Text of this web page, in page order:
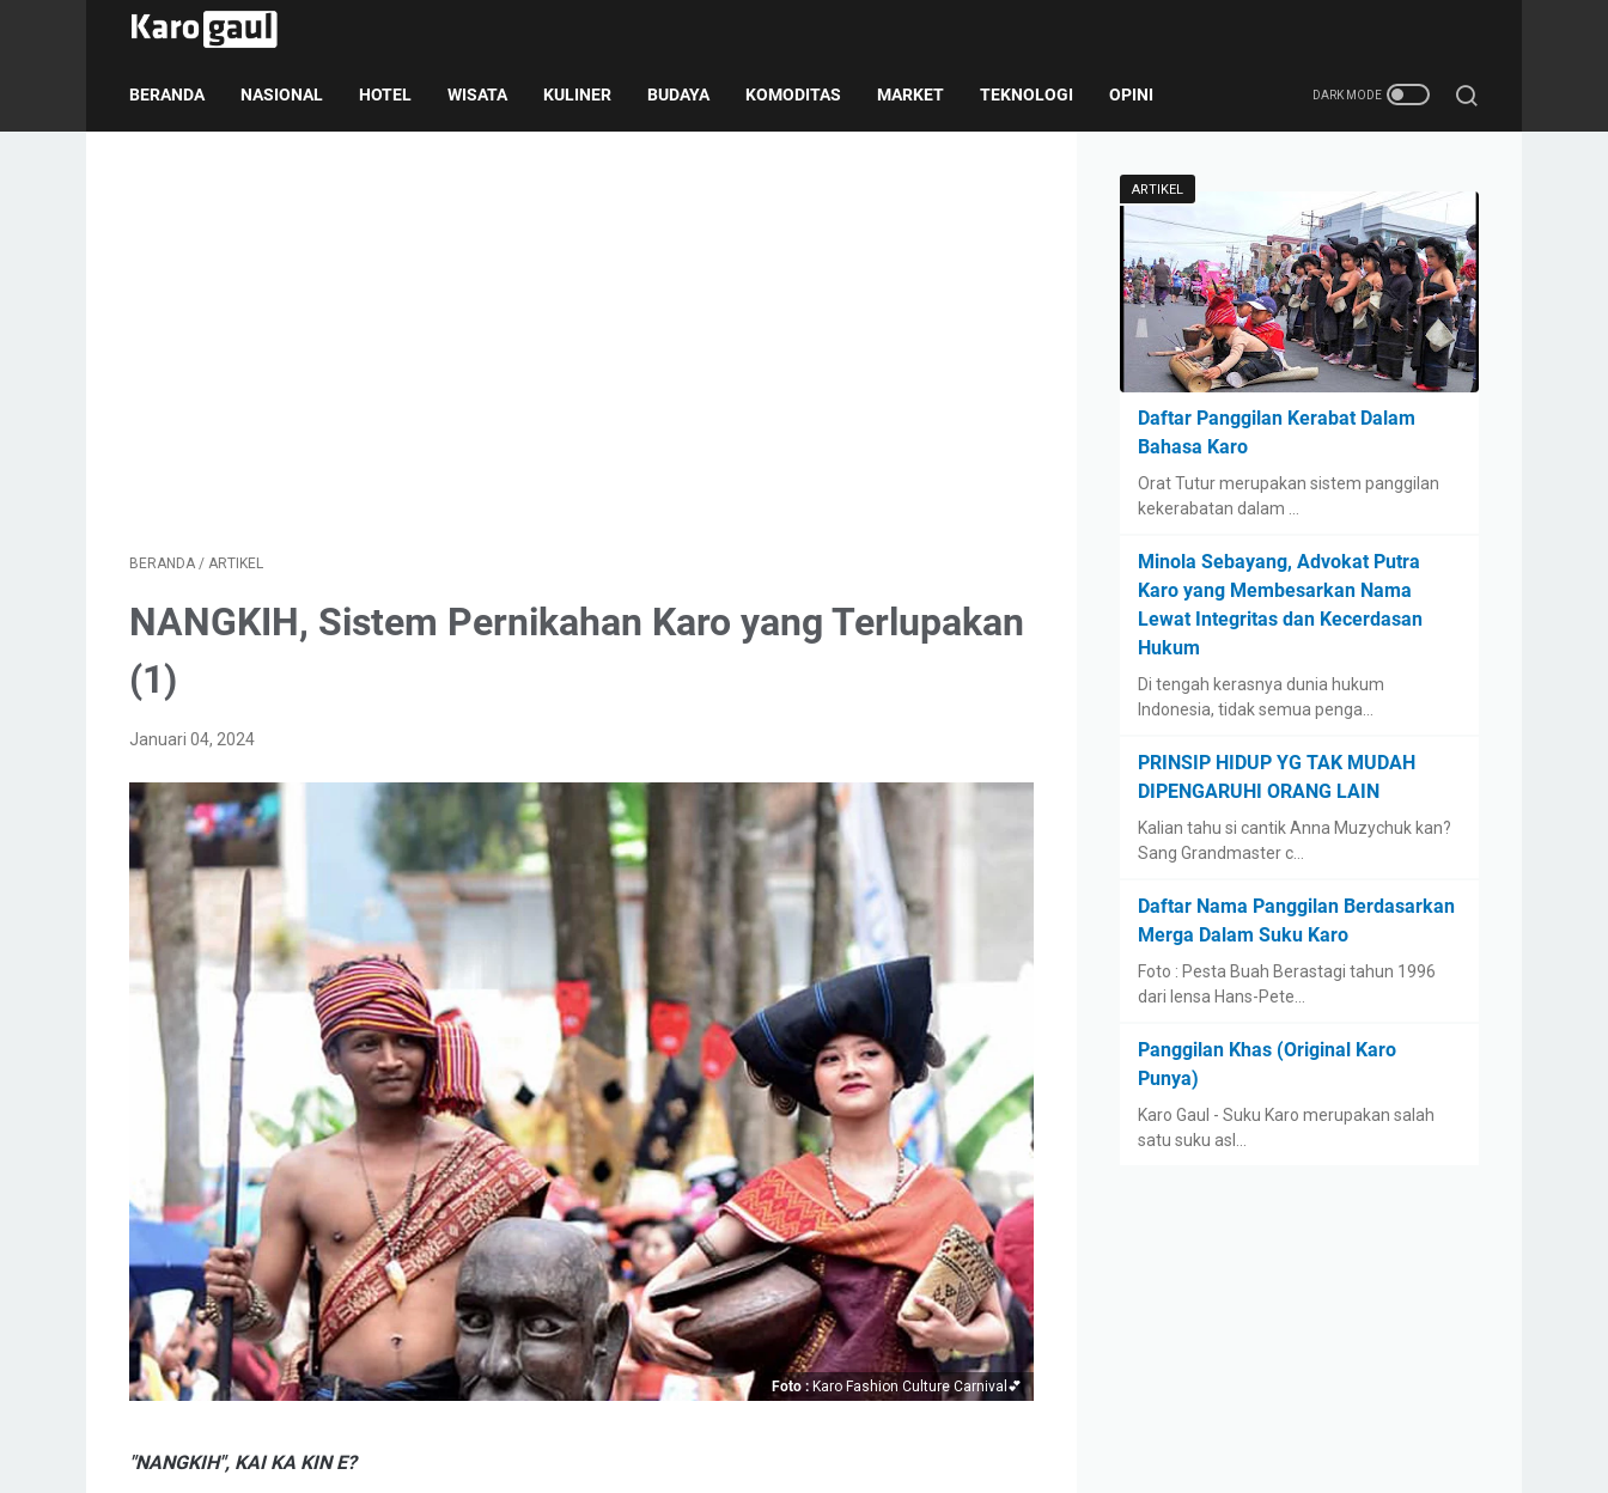
BERANDA NASIONAL HOTEL WISATA KULINER BUDAYA KOMODITAS MARKET TEKNOLOGI OPINI
BERANDA / ARTIKEL
NANGKIH, Sistem Pernikahan Karo yang Terlupakan
(1)
Januari 04, 2024
Foto : Karo Fashion Culture Carnival💕
"NANGKIH", KAI KA KIN E?
ARTIKEL
Daftar Panggilan Kerabat Dalam
Bahasa Karo
Orat Tutur merupakan sistem panggilan
kekerabatan dalam …
Minola Sebayang, Advokat Putra
Karo yang Membesarkan Nama
Lewat Integritas dan Kecerdasan
Hukum
Di tengah kerasnya dunia hukum
Indonesia, tidak semua penga…
PRINSIP HIDUP YG TAK MUDAH
DIPENGARUHI ORANG LAIN
Kalian tahu si cantik Anna Muzychuk kan?
Sang Grandmaster c…
Daftar Nama Panggilan Berdasarkan
Merga Dalam Suku Karo
Foto : Pesta Buah Berastagi tahun 1996
dari lensa Hans-Pete…
Panggilan Khas (Original Karo
Punya)
Karo Gaul - Suku Karo merupakan salah
satu suku asl…